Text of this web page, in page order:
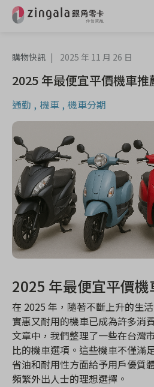
購物快訊 2025 年 11 月 26 日
2025 年最便宜平價機車推
通勤 機車 機車分期
2025 年最便宜平價機
在 2025 年，隨著不斷上升的生
實惠又耐用的機車已成為許多消
文章中，我們整理了一些在台灣
比的機車選項。這些機車不僅滿
省油和耐用性方面給予用戶優質
頻繁外出人士的理想選擇。